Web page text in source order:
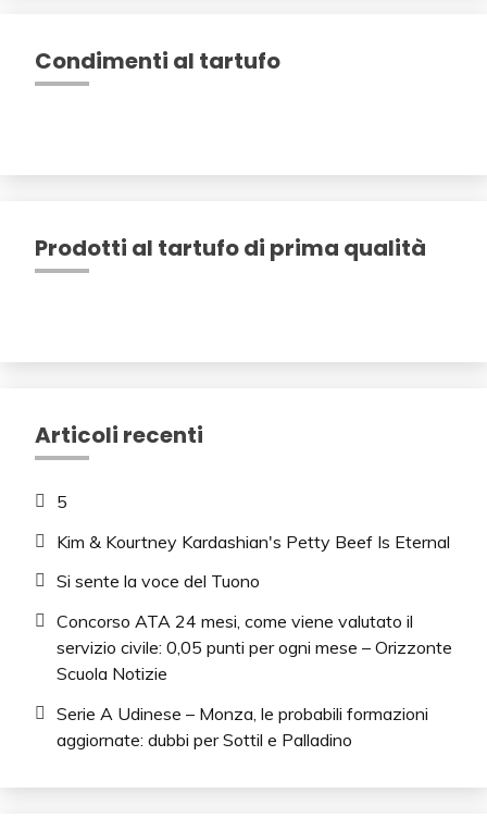
Condimenti al tartufo
Prodotti al tartufo di prima qualità
Articoli recenti
5
Kim & Kourtney Kardashian's Petty Beef Is Eternal
Si sente la voce del Tuono
Concorso ATA 24 mesi, come viene valutato il
servizio civile: 0,05 punti per ogni mese – Orizzonte
Scuola Notizie
Serie A Udinese – Monza, le probabili formazioni
aggiornate: dubbi per Sottil e Palladino